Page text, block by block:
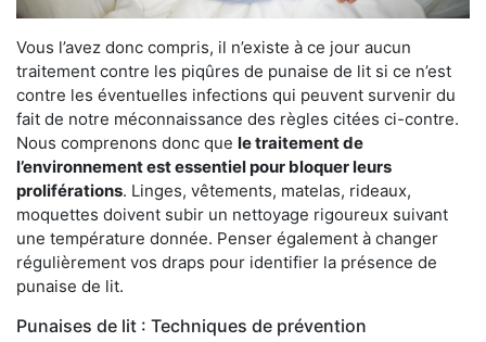
Vous l’avez donc compris, il n’existe à ce jour aucun
traitement contre les piqûres de punaise de lit si ce n’est
contre les éventuelles infections qui peuvent survenir du
fait de notre méconnaissance des règles citées ci-contre.
Nous comprenons donc que le traitement de
l’environnement est essentiel pour bloquer leurs
proliférations. Linges, vêtements, matelas, rideaux,
moquettes doivent subir un nettoyage rigoureux suivant
une température donnée. Penser également à changer
régulièrement vos draps pour identifier la présence de
punaise de lit.
Punaises de lit : Techniques de prévention